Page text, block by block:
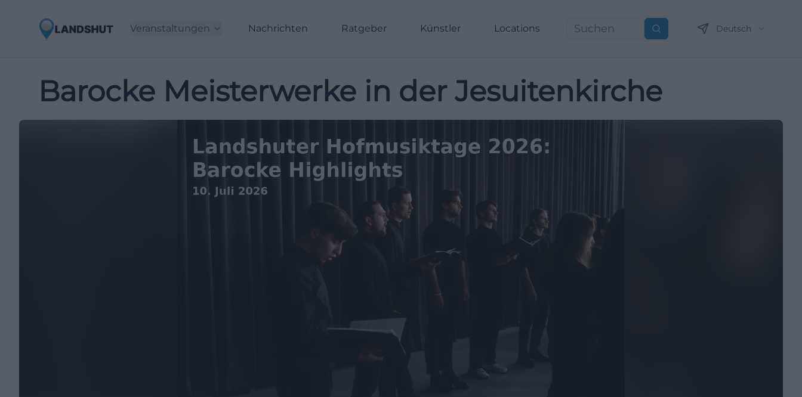
Veranstaltungen Nachrichten Ratgeber Künstler Locations Suchen Deutsch
Barocke Meisterwerke in der Jesuitenkirche